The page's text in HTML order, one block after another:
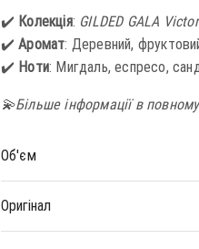
✔️ Колекція: GILDED GALA
✔️Аромат: Деревний,
✔️ Ноти: Мигдаль, еспресо,
💫Більше інформації в
Об'єм
Оригінал